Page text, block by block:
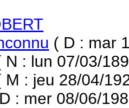
( D : mar
N : lun 07/03/
M : jeu 28/04/
: mer 08/06/